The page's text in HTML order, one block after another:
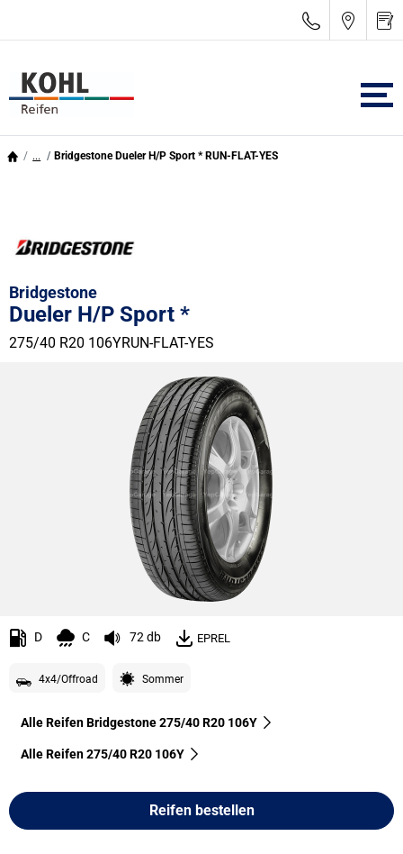
... Bridgestone Dueler H/P Sport * RUN-FLAT-YES
Bridgestone
Dueler H/P Sport *
275/40 R20 106YRUN-FLAT-YES
D C 72 db EPREL
4x4/Offroad Sommer
Alle Reifen Bridgestone 275/40 R20 106Y
Alle Reifen‎ 275/40 R20 106Y
Reifen bestellen